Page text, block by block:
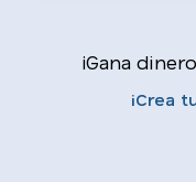
¡Gana
¡Crea